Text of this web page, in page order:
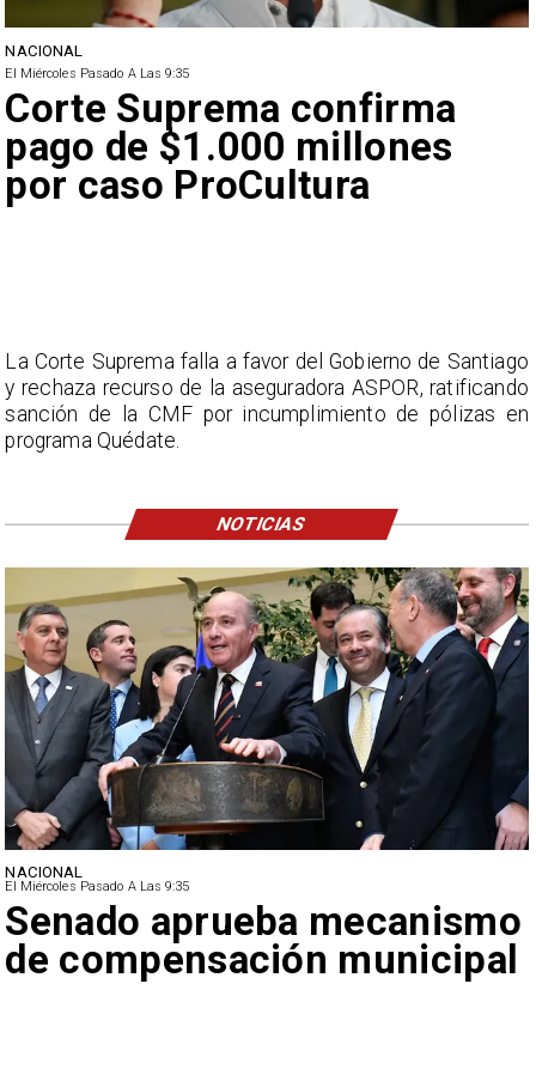
NACIONAL
El Miércoles Pasado A Las 9:35
Senado aprueba mecanismo
de compensación municipal
NACIONAL
El Miércoles Pasado A Las 9:35
Corte Suprema confirma
pago de $1.000 millones
por caso ProCultura
La Corte Suprema falla a favor del Gobierno de Santiago
y rechaza recurso de la aseguradora ASPOR, ratificando
sanción de la CMF por incumplimiento de pólizas en
programa Quédate.
NOTICIAS